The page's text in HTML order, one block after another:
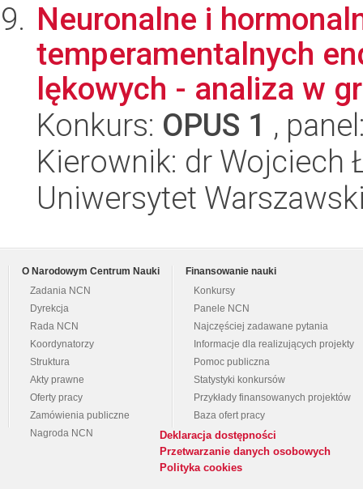
Neuronalne i
temperamentalnych
lękowych - analiza w
Konkurs: OPUS 1 ,
Kierownik: dr Wojciech
Uniwersytet
O Narodowym Centrum Nauki
Zadania NCN
Dyrekcja
Rada NCN
Koordynatorzy
Struktura
Akty prawne
Oferty pracy
Zamówienia publiczne
Nagroda NCN
Finansowanie nauki
Konkursy
Panele NCN
Najczęściej zadawane pytania
Informacje dla realizujących projekty
Pomoc publiczna
Statystyki konkursów
Przykłady finansowanych projektów
Baza ofert pracy
Deklaracja dostępności
Przetwarzanie danych osobowych
Polityka cookies